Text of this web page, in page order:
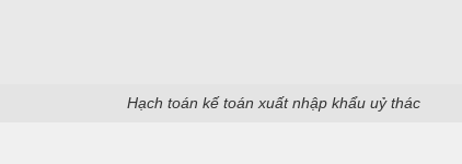
Hạch toán kế toán xuất nhập khẩu uỷ thác